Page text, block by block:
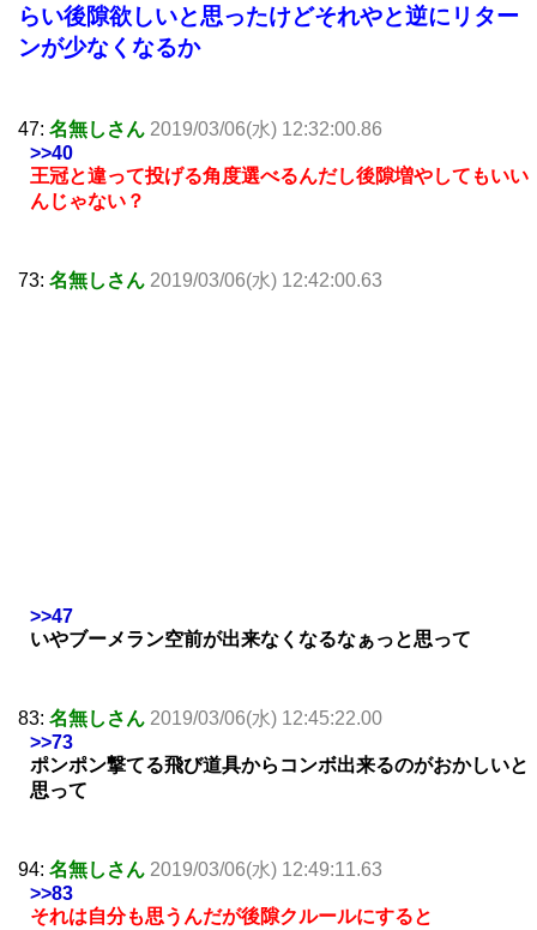
らい後隙欲しいと思ったけどそれやと逆にリター
ンが少なくなるか
47: 名無しさん 2019/03/06(水) 12:32:00.86
>>40
王冠と違って投げる角度選べるんだし後隙増やしてもいい
んじゃない？
73: 名無しさん 2019/03/06(水) 12:42:00.63
>>47
いやブーメラン空前が出来なくなるなぁっと思って
83: 名無しさん 2019/03/06(水) 12:45:22.00
>>73
ポンポン撃てる飛び道具からコンボ出来るのがおかしいと
思って
94: 名無しさん 2019/03/06(水) 12:49:11.63
>>83
それは自分も思うんだが後隙クルールにすると